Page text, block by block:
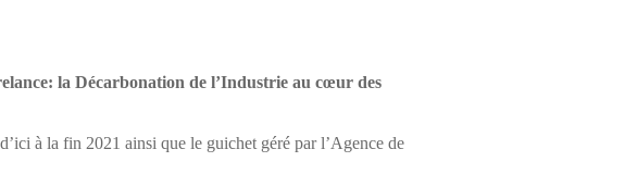
la Décarbonation de l’Industrie au cœur des
à la fin 2021 ainsi que le guichet géré par l’Agence de